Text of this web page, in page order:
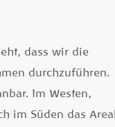
dass wir die
durchzuführen.
Im Westen,
im Süden das